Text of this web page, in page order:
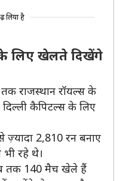
लिया है
के लिए खेलते दिखेंगे
राजस्थान रॉयल्स के
कैपिटल्स के लिए
ज़्यादा 2,810 रन बनाए
रहे थे।
तक 140 मैच खेले हैं